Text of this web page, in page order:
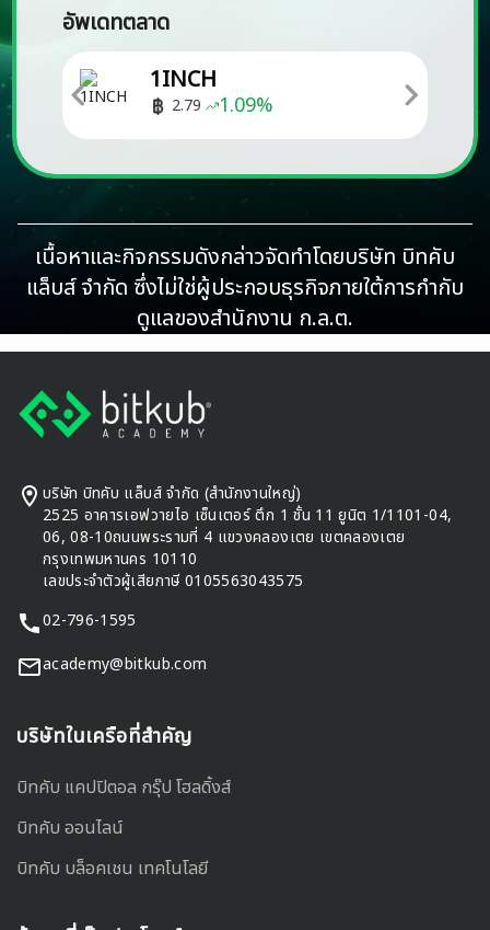
อัพเดทตลาด
1INCH
2.79 1.09%
เนื้อหาและกิจกรรมดังกล่าวจัดทำโดยบริษัท บิทคับ
แล็บส์ จำกัด ซึ่งไม่ใช่ผู้ประกอบธุรกิจภายใต้การกำกับ
ดูแลของสำนักงาน ก.ล.ต.
บริษัท บิทคับ แล็บส์ จำกัด (สำนักงานใหญ่)
2525 อาคารเอฟวายไอ เซ็นเตอร์ ตึก 1 ชั้น 11 ยูนิต 1/1101-04,
06, 08-10ถนนพระรามที่ 4 แขวงคลองเตย เขตคลองเตย
กรุงเทพมหานคร 10110
เลขประจำตัวผู้เสียภาษี 0105563043575
02-796-1595
academy@bitkub.com
บริษัทในเครือที่สำคัญ
บิทคับ แคปปิตอล กรุ๊ป โฮลดิ้งส์
บิทคับ ออนไลน์
บิทคับ บล็อคเชน เทคโนโลยี